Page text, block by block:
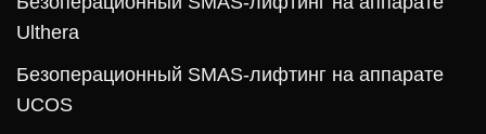
Ulthera
Безоперационный SMAS-лифтинг на аппарате
UCOS